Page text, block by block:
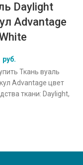
Daylight
Advantage
руб.
Ткань вуаль
Advantage цвет
ткани: Daylight,